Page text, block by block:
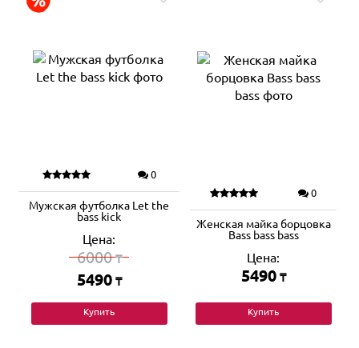
0
Мужская футболка Let the
bass kick
Цена:
6000₸
5490 ₸
Купить
0
Женская майка борцовка
Bass bass bass
Цена:
5490 ₸
Купить